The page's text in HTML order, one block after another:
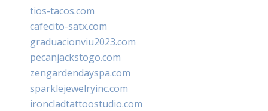
tios-tacos.com
cafecito-satx.com
graduacionviu2023.com
pecanjackstogo.com
zengardendayspa.com
sparklejewelryinc.com
ironcladtattoostudio.com